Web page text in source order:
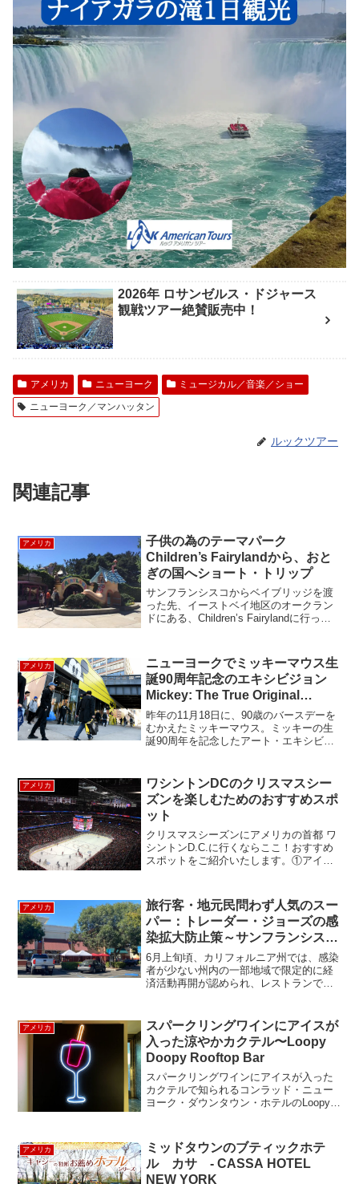
2026年 ロサンゼルス・ドジャース
観戦ツアー絶賛販売中！
アメリカ ニューヨーク
ミュージカル／音楽／ショー
ニューヨーク／マンハッタン
ルックツアー
関連記事
アメリカ
子供の為のテーマパーク
Children’s Fairylandから、おと
ぎの国へショート・トリップ
サンフランシスコからベイブリッジを渡
った先、イーストベイ地区のオークラン
ドにある、Children’s Fairylandに行って
で育つ子供達を楽しませてきました...
アメリカ
ニューヨークでミッキーマウス生
誕90周年記念のエキシビジョン
Mickey: The True Original
Exhibitionが開催中！
昨年の11月18日に、90歳のバースデーを
むかえたミッキーマウス。ミッキーの生
誕90周年を記念したアート・エキシビジ
リジナル・エキシビ...
アメリカ
ワシントンDCのクリスマスシー
ズンを楽しむためのおすすめスポ
ット
クリスマスシーズンにアメリカの首都 ワ
シントンD.C.に行くならここ！おすすめ
スポットをご紹介いたします。①アイス
カンフットボールチーム(Red Ski...
アメリカ
旅行客・地元民問わず人気のスー
パー：トレーダー・ジョーズの感
染拡大防止策～サンフランシスコ
編～
6月上旬頃、カリフォルニア州では、感染
者が少ない州内の一部地域で限定的に経
済活動再開が認められ、レストランでの
興に向けて順調に動き出しているようで
した。ところが、7月半...
アメリカ
スパークリングワインにアイスが
入った涼やかカクテル〜Loopy
Doopy Rooftop Bar
スパークリングワインにアイスが入った
カクテルで知られるコンラッド・ニュー
ヨーク・ダウンタウン・ホテルのLoopy
た。とても人気があって、金曜日の6時...
アメリカ
ミッドタウンのブティックホテ
ル カサ - CASSA HOTEL
NEW YORK